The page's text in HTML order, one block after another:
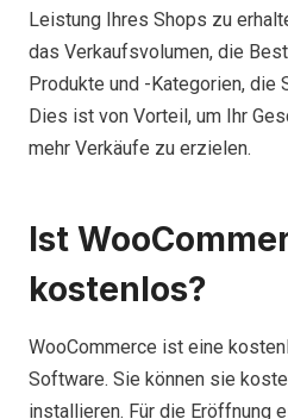
Leistung Ihres Shops zu
das Verkaufsvolumen, die
Produkte und -Kategorien, die
Dies ist von Vorteil, um Ihr
mehr Verkäufe zu erzielen.
Ist
kostenlos?
WooCommerce ist eine
Software. Sie können sie
installieren. Für die Eröffnung